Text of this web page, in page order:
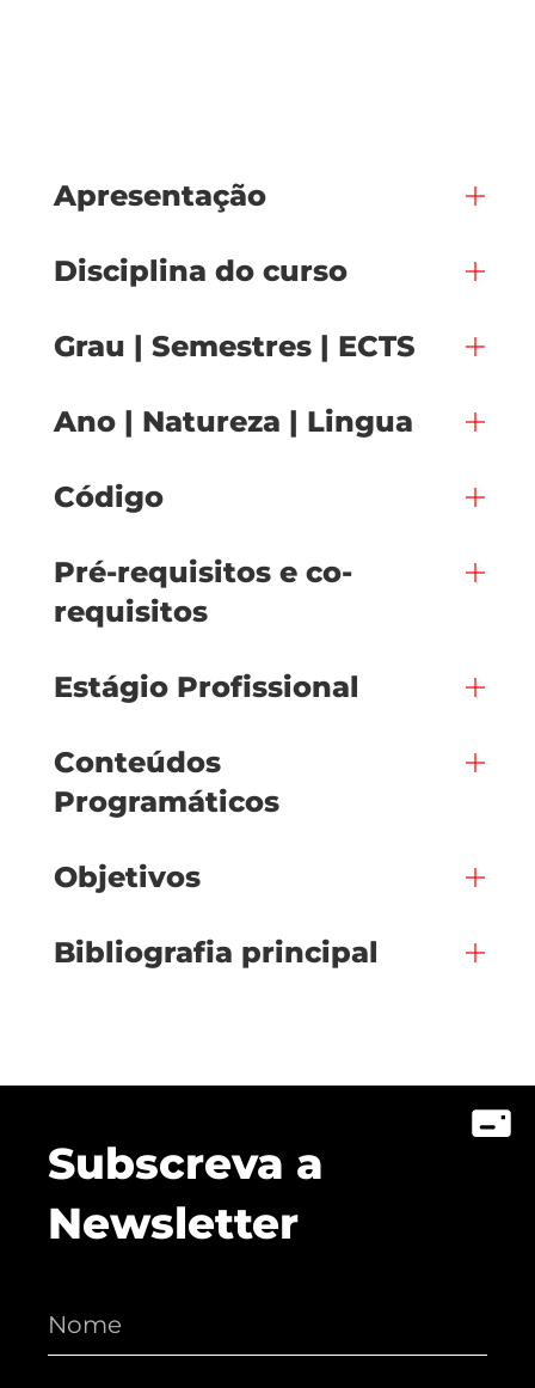
Apresentação
Disciplina do curso
Grau | Semestres | ECTS
Ano | Natureza | Lingua
Código
Pré-requisitos e co-
requisitos
Estágio Profissional
Conteúdos
Programáticos
Objetivos
Bibliografia principal
Subscreva a
Newsletter